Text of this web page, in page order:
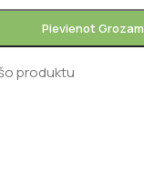
Pievienot Grozam
produktu